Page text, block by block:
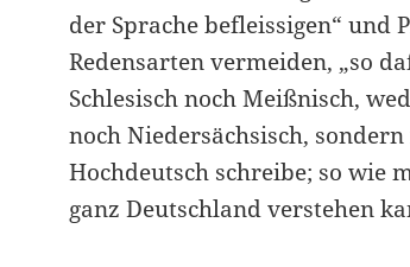
der Sprache befleissigen“ und
Redensarten vermeiden, „so
Schlesisch noch Meißnisch,
noch Niedersächsisch,
Hochdeutsch schreibe; so wie
ganz Deutschland verstehen